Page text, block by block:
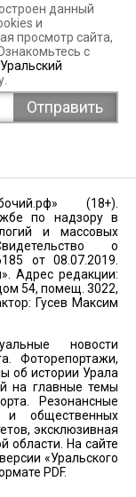
данный
и
просмотр сайта,
с
(18+).
по надзору в
и массовых
о
от 08.07.2019.
Адрес редакции:
54, помещ. 3022,
Гусев Максим
новости
Фоторепортажи,
об истории Урала
на главные темы
Резонансные
и общественных
эксклюзивная
области. На сайте
«Уральского
PDF.